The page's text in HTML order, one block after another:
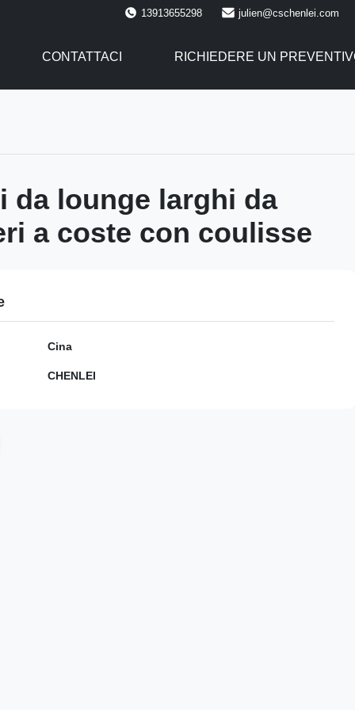
13913655298 julien@cschenlei.com
CONTATTACI RICHIEDERE UN
da lounge larghi da
a coste con coulisse
Cina
CHENLEI